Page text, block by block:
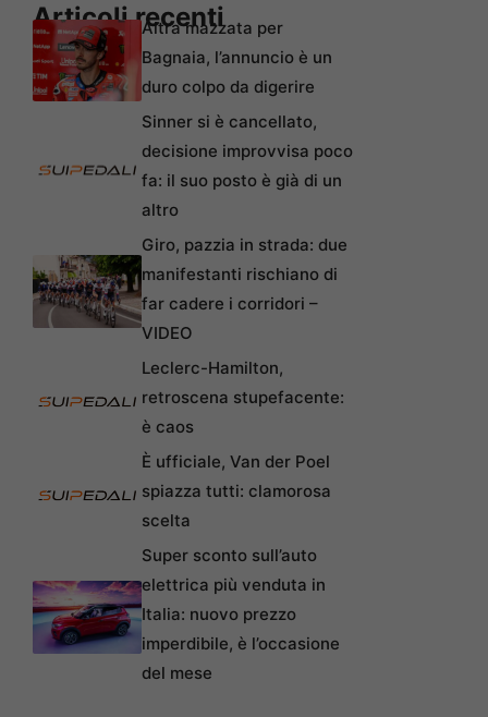
Articoli recenti
Altra mazzata per
Bagnaia, l’annuncio è un
duro colpo da digerire
Sinner si è cancellato,
decisione improvvisa poco
fa: il suo posto è già di un
altro
Giro, pazzia in strada: due
manifestanti rischiano di
far cadere i corridori –
VIDEO
Leclerc-Hamilton,
retroscena stupefacente:
è caos
È ufficiale, Van der Poel
spiazza tutti: clamorosa
scelta
Super sconto sull’auto
elettrica più venduta in
Italia: nuovo prezzo
imperdibile, è l’occasione
del mese